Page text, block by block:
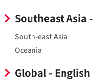
Southeast Asia -
South-east Asia
Oceania
Global - English